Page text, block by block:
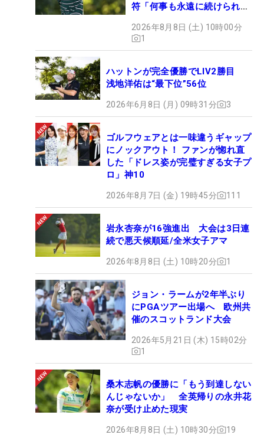
符「何事も永遠に続けられな
2026年8月8日 (土) 10時00分
1
ハットンが完全優勝でLIV2勝目
浅地洋佑は“最下位”56位
2026年6月8日 (月) 09時31分 3
ゴルフウェアとは一味違うギャップ
にノックアウト！ ファンが惚れ直
した「ドレス姿が完璧すぎる女子プ
ロ」神10
2026年8月7日 (金) 19時45分 111
岩永杏奈が16強進出 大会は3日連
続で悪天候順延/全米女子アマ
2026年8月8日 (土) 10時20分 1
ジョン・ラームが2年半ぶり
にPGAツアー出場へ 欧州共
催のスコットランド大会
2026年5月21日 (木) 15時02分
1
桑木志帆の優勝に「もう到達しない
んじゃないか」 全英帰りの永井花
奈が受け止めた現実
2026年8月8日 (土) 10時30分 19